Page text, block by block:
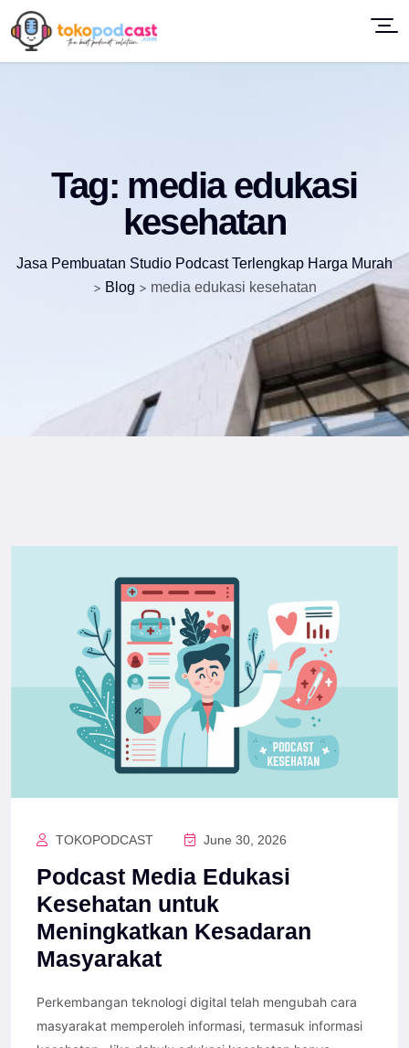
Tag: media edukasi
kesehatan
Jasa Pembuatan Studio Podcast Terlengkap Harga Murah
> Blog > media edukasi kesehatan
TOKOPODCAST June 30, 2026
Podcast Media Edukasi
Kesehatan untuk
Meningkatkan Kesadaran
Masyarakat
Perkembangan teknologi digital telah mengubah cara
masyarakat memperoleh informasi, termasuk informasi